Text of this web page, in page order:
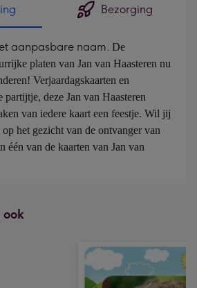
Bezorging
aanpasbare naam. De
platen van Jan van Haasteren nu
Verjaardagskaarten en
deze Jan van Haasteren
van iedere kaart een feestje. Wil jij
het gezicht van de ontvanger van
één van de kaarten van Jan van
ook